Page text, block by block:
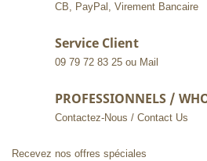
CB, PayPal, Virement Bancaire
Service Client
09 79 72 83 25 ou Mail
PROFESSIONNELS /
Contactez-Nous / Contact Us
Recevez nos offres spéciales